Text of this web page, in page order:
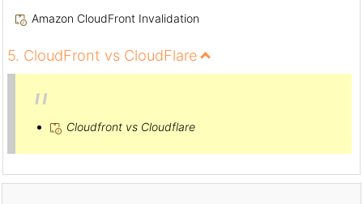
Amazon CloudFront Invalidation
5. CloudFront vs CloudFlare
Cloudfront vs Cloudflare